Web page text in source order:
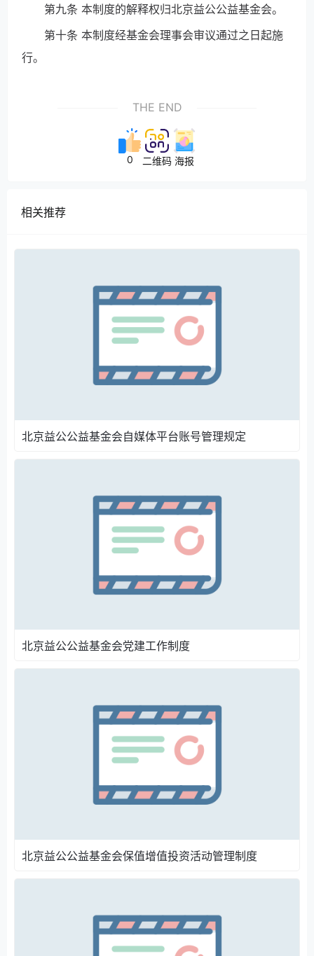
第九条 本制度的解释权归北京益公公益基金会。
第十条 本制度经基金会理事会审议通过之日起施
行。
THE END
0 二维码 海报
相关推荐
北京益公公益基金会自媒体平台账号管理规定
北京益公公益基金会党建工作制度
北京益公公益基金会保值增值投资活动管理制度